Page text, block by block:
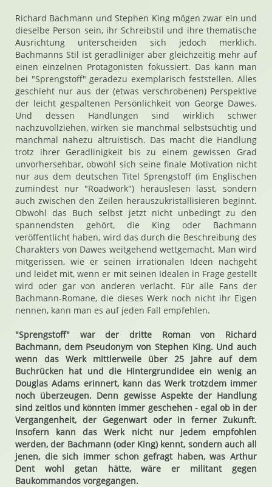
Richard Bachmann und Stephen King mögen zwar ein und
dieselbe Person sein, ihr Schreibstil und ihre thematische
Ausrichtung unterscheiden sich jedoch merklich.
Bachmanns Stil ist geradliniger aber gleichzeitig mehr auf
einen einzelnen Protagonisten fokussiert. Das kann man
bei "Sprengstoff" geradezu exemplarisch feststellen. Alles
geschieht nur aus der (etwas verschrobenen) Perspektive
der leicht gespaltenen Persönlichkeit von George Dawes.
Und dessen Handlungen sind wirklich schwer
nachzuvollziehen, wirken sie manchmal selbstsüchtig und
manchmal nahezu altruistisch. Das macht die Handlung
trotz ihrer Geradlinigkeit bis zu einem gewissen Grad
unvorhersehbar, obwohl sich seine finale Motivation nicht
nur aus dem deutschen Titel Sprengstoff (im Englischen
zumindest nur "Roadwork") herauslesen lässt, sondern
auch zwischen den Zeilen herauszukristallisieren beginnt.
Obwohl das Buch selbst jetzt nicht unbedingt zu den
spannendsten gehört, die King oder Bachmann
veröffentlicht haben, wird das durch die Beschreibung des
Charakters von Dawes weitgehend wettgemacht. Man wird
mitgerissen, wie er seinen irrationalen Ideen nachgeht
und leidet mit, wenn er mit seinen Idealen in Frage gestellt
wird oder gar von anderen verlacht. Für alle Fans der
Bachmann-Romane, die dieses Werk noch nicht ihr Eigen
nennen, kann man es auf jeden Fall empfehlen.
"Sprengstoff" war der dritte Roman von Richard
Bachmann, dem Pseudonym von Stephen King. Und auch
wenn das Werk mittlerweile über 25 Jahre auf dem
Buchrücken hat und die Hintergrundidee ein wenig an
Douglas Adams erinnert, kann das Werk trotzdem immer
noch überzeugen. Denn gewisse Aspekte der Handlung
sind zeitlos und könnten immer geschehen - egal ob in der
Vergangenheit, der Gegenwart oder in ferner Zukunft.
Insofern kann das Werk nicht nur jedem empfohlen
werden, der Bachmann (oder King) kennt, sondern auch all
jenen, die sich immer schon gefragt haben, was Arthur
Dent wohl getan hätte, wäre er militant gegen
Baukommandos vorgegangen.